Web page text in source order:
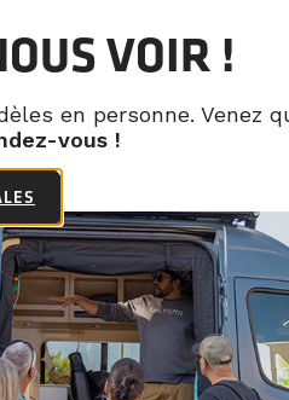
VOIR !
en personne. Venez
vous !